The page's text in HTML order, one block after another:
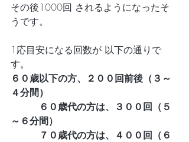
その後1000回 されるようになったそ
うです。
1応目安になる回数が 以下の通りで
す。
６０歳以下の方、２００回前後（３～
４分間）
６０歳代の方は、３００回（５
～６分間）
７０歳代の方は、４００回（６